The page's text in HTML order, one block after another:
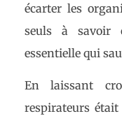
écarter les
seuls à savoir
essentielle qui
En laissant
respirateurs était